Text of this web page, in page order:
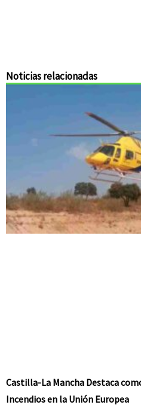
Noticias relacionadas
Castilla-La Mancha Destaca
Incendios en la Unión Europea